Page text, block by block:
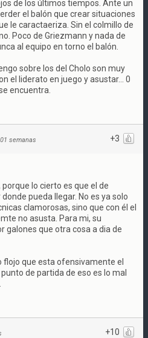
de los últimos tiempos. Ante un
el balón que crear situaciones
le caractaeriza. Sin el colmillo de
Poco de Griezmann y nada de
al equipo en torno el balón.
sobre los del Cholo son muy
el liderato en juego y asustar... 0
encuentra.
+3
semanas
lo cierto es que el de
pueda llegar. No es ya solo
clamorosas, sino que con él el
no asusta. Para mi, su
galones que otra cosa a dia de
flojo que esta ofensivamente el
de partida de eso es lo mal
+10